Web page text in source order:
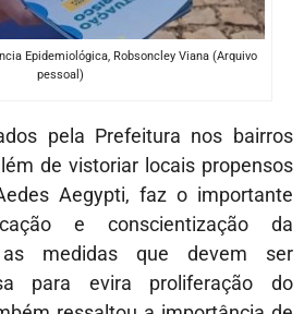
Epidemiológica, Robsoncley Viana (Arquivo
pessoal)
pela Prefeitura nos bairros
de vistoriar locais propensos
Aegypti, faz o importante
e conscientização da
as medidas que devem ser
para evira proliferação do